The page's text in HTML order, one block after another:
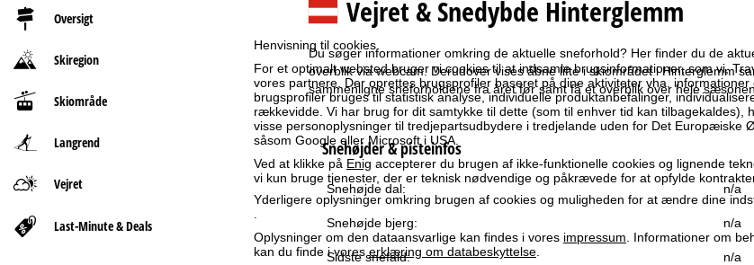
Henvisning til cookies
For et optimalt websted bruger vi cookies til at indsamle brugsinformationer, som vi,
vores partnere. Der oprettes brugsprofiler baseret på dine aktiviteter vha.
brugsprofiler bruges til statistisk analyse, individuelle produktanbefalinger,
rækkevidde. Vi har brug for dit samtykke til dette (som til enhver tid kan tilbagekaldes),
visse personoplysninger til tredjepartsudbydere i tredjelande uden for Det Europæiske
såsom Google eller Microsoft i USA.
Ved at klikke på Enig accepterer du brugen af ikke-funktionelle cookies og lignende
vi kun bruge tjenester, der er teknisk nødvendige og påkrævede for at opfylde
Yderligere oplysninger omkring brugen af cookies og muligheden for at ændre dine
.
Oplysninger om den dataansvarlige kan findes i vores impressum. Informationer om
kan du finde i voreserklæring om databeskyttelse.
Oversigt
Skiregion
Skiområde
Langrend
Vejret
Last-Minute & Deals
r
t
s
i
d
e
Vejret & Snedybde Hinterglemm
Du søger informationer omkring de aktuelle sneforhold? Her finder du de
overblik via webcam. Derudover vises åbne lifte i skiområdet i Hinterglemm
sammenligne sneforholdene fra året før samt få et overblik over hele
Snehøjder & pisteinfos
Snehøjde dal: n/a
Snehøjde bjerg: n/a
Sidste snefald: n/a